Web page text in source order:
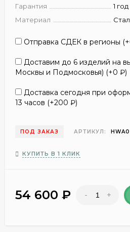
Гарантия
1 год
Материал
Отправка СДЕК в регионы (+
Доставим до 6 изделий на
Москвы и Подмосковья) (+0 ₽)
Доставка сегодня при
13 часов (+200 ₽)
ПОД ЗАКАЗ АРТИКУЛ:
КУПИТЬ В 1 КЛИК
54 600 ₽ - +